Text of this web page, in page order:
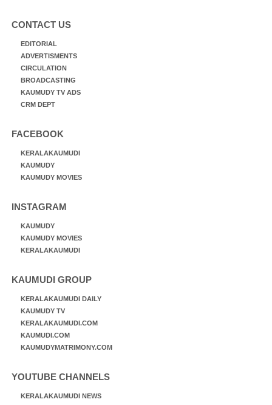
CONTACT US
EDITORIAL
ADVERTISMENTS
CIRCULATION
BROADCASTING
KAUMUDY TV ADS
CRM DEPT
FACEBOOK
KERALAKAUMUDI
KAUMUDY
KAUMUDY MOVIES
INSTAGRAM
KAUMUDY
KAUMUDY MOVIES
KERALAKAUMUDI
KAUMUDI GROUP
KERALAKAUMUDI DAILY
KAUMUDY TV
KERALAKAUMUDI.COM
KAUMUDI.COM
KAUMUDYMATRIMONY.COM
YOUTUBE CHANNELS
KERALAKAUMUDI NEWS